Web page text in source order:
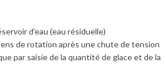
d’eau (eau résiduelle)
de rotation après une chute de tension
par saisie de la quantité de glace et de la